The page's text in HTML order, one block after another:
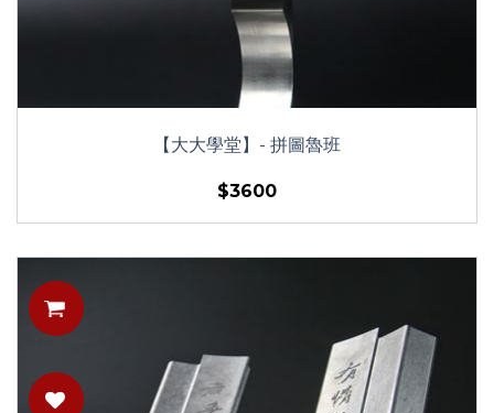
【大大學堂】- 拼圖魯班
$3600